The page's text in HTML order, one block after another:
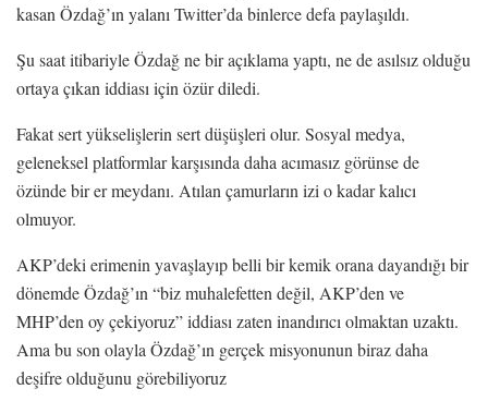
kasan Özdağ’ın yalanı Twitter’da binlerce defa paylaşıldı.
Şu saat itibariyle Özdağ ne bir açıklama yaptı, ne de asılsız olduğu
ortaya çıkan iddiası için özür diledi.
Fakat sert yükselişlerin sert düşüşleri olur. Sosyal medya,
geleneksel platformlar karşısında daha acımasız görünse de
özünde bir er meydanı. Atılan çamurların izi o kadar kalıcı
olmuyor.
AKP’deki erimenin yavaşlayıp belli bir kemik orana dayandığı bir
dönemde Özdağ’ın “biz muhalefetten değil, AKP’den ve
MHP’den oy çekiyoruz” iddiası zaten inandırıcı olmaktan uzaktı.
Ama bu son olayla Özdağ’ın gerçek misyonunun biraz daha
deşifre olduğunu görebiliyoruz